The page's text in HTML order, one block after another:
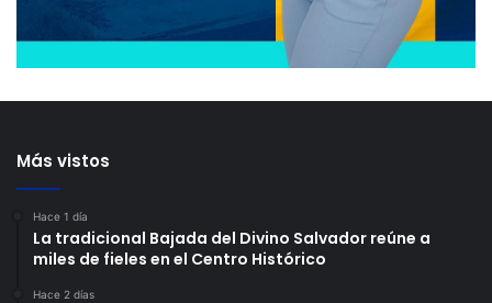
Más vistos
Hace 1 día
La tradicional Bajada del Divino Salvador reúne a
miles de fieles en el Centro Histórico
Hace 2 días